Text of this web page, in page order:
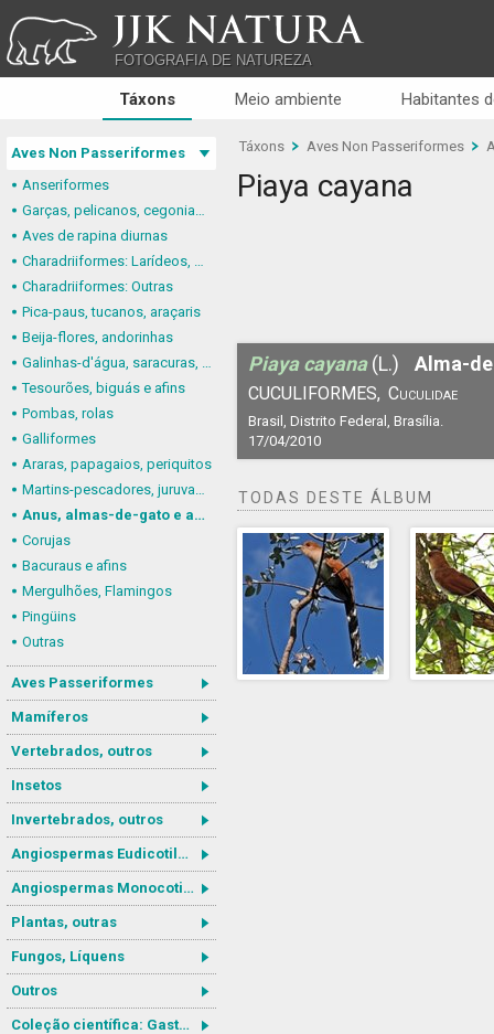
JJK NATURA
FOTOGRAFIA DE NATUREZA
Táxons Meio ambiente Habitantes
Aves Non Passeriformes
Anseriformes
Garças, pelicanos, cegonias e afins
Aves de rapina diurnas
Charadriiformes: Larídeos, mandriões e perdizes-do-mar
Charadriiformes: Outras
Pica-paus, tucanos, araçaris
Beija-flores, andorinhas
Galinhas-d'água, saracuras, grous
Tesourões, biguás e afins
Pombas, rolas
Galliformes
Araras, papagaios, periquitos
Martins-pescadores, juruvas e afins
Anus, almas-de-gato e afins
Corujas
Bacuraus e afins
Mergulhões, Flamingos
Pingüins
Outras
Aves Passeriformes
Mamíferos
Vertebrados, outros
Insetos
Invertebrados, outros
Angiospermas Eudicotiledôneas
Angiospermas Monocotiledôneas
Plantas, outras
Fungos, Líquens
Outros
Coleção científica: Gastrotricha
Táxons Aves Non Passeriformes
Piaya cayana
Piaya cayana (L.) Alma-
CUCULIFORMES, Cuculidae
Brasil, Distrito Federal, Brasília.
17/04/2010
TODAS DESTE ÁLBUM